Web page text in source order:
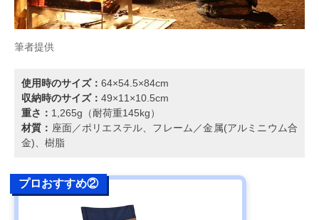
筆者提供
使用時のサイズ： 64×54.5×84cm
収納時のサイズ： 49×11×10.5cm
重さ： 1,265g（耐荷重145kg）
材質： 座面／ポリエステル、フレーム／金属(アルミニウム合
金)、樹脂
プロおすすめ②